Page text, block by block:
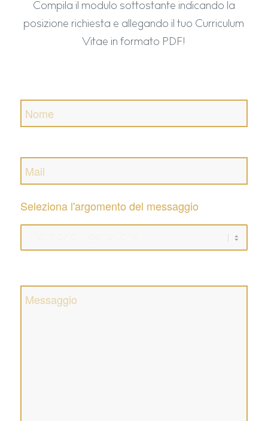
Compila il modulo sottostante indicando la
posizione richiesta e allegando il tuo Curriculum
Vitae in formato PDF!
Seleziona l'argomento del messaggio